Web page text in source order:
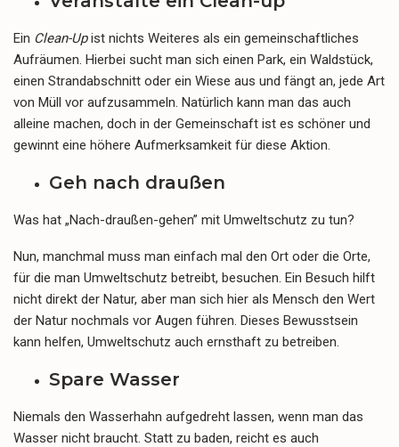
Ein Clean-Upist nichts Weiteres als ein gemeinschaftliches
Aufräumen. Hierbei sucht man sich einen Park, ein Waldstück,
einen Strandabschnitt oder ein Wiese aus und fängt an, jede Art
von Müll vor aufzusammeln. Natürlich kann man das auch
alleine machen, doch in der Gemeinschaft ist es schöner und
gewinnt eine höhere Aufmerksamkeit für diese Aktion.
Geh nach draußen
Was hat „Nach-draußen-gehen” mit Umweltschutz zu tun?
Nun, manchmal muss man einfach mal den Ort oder die Orte,
für die man Umweltschutz betreibt, besuchen. Ein Besuch hilft
nicht direkt der Natur, aber man sich hier als Mensch den Wert
der Natur nochmals vor Augen führen. Dieses Bewusstsein
kann helfen, Umweltschutz auch ernsthaft zu betreiben.
Spare Wasser
Niemals den Wasserhahn aufgedreht lassen, wenn man das
Wasser nicht braucht. Statt zu baden, reicht es auch